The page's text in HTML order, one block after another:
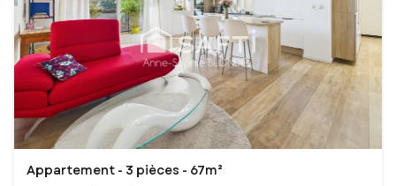
Appartement - 3 pièces - 67m²